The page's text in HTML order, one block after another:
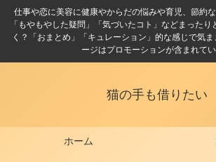
仕事や恋に美容に健康やからだの悩みや育児、節約
「もやもやした疑問」「気づいたコト」などまった
く？「おまとめ」「キュレーション」的な感じで気
ージはプロモーションが含まれて
猫の手も借りたい
ホーム